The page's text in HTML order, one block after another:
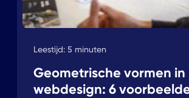
Leestijd: 5 minuten
Geometrische vormen in
webdesign: 6